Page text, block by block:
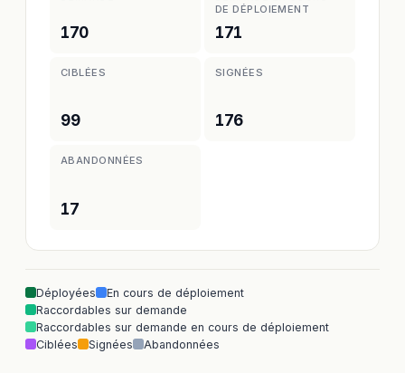
170
DE DÉPLOIEMENT
171
CIBLÉES
99
SIGNÉES
176
ABANDONNÉES
17
Déployées
En cours de déploiement
Raccordables sur demande
Raccordables sur demande en cours de déploiement
Ciblées
Signées Abandonnées